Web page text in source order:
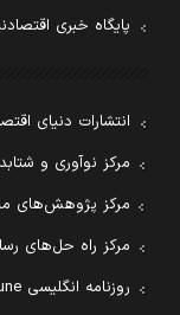
پایگاه خبری
انتشارات دنیای
مرکز نوآوری و
مرکز پژوهش‌های
مرکز راه حل‌های
روزنامه انگلیسی Financial Tribune